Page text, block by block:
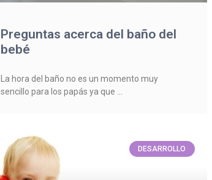
Preguntas acerca del baño del
bebé
La hora del baño no es un momento muy
sencillo para los papás ya que
DESARROLLO